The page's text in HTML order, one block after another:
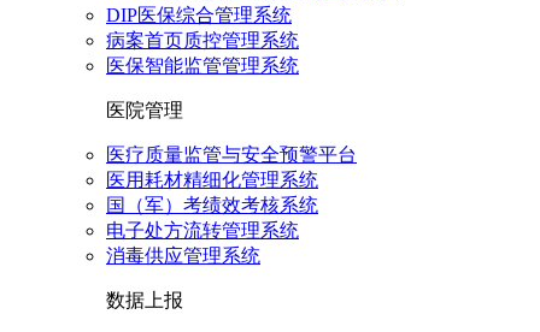
DIP医保综合管理系统
病案首页质控管理系统
医保智能监管管理系统
医院管理
医疗质量监管与安全预警平台
医用耗材精细化管理系统
国（军）考绩效考核系统
电子处方流转管理系统
消毒供应管理系统
数据上报